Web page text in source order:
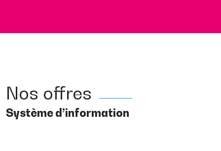
Nos offres
Système d’information